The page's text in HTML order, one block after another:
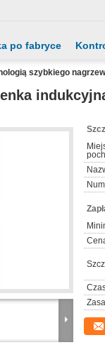
po fabryce
szybkiego